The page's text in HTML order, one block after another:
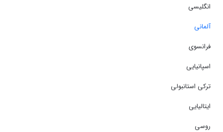
انگلیسی
آلمانی
فرانسوی
اسپانیایی
ترکی استانبولی
ایتالیایی
روسی